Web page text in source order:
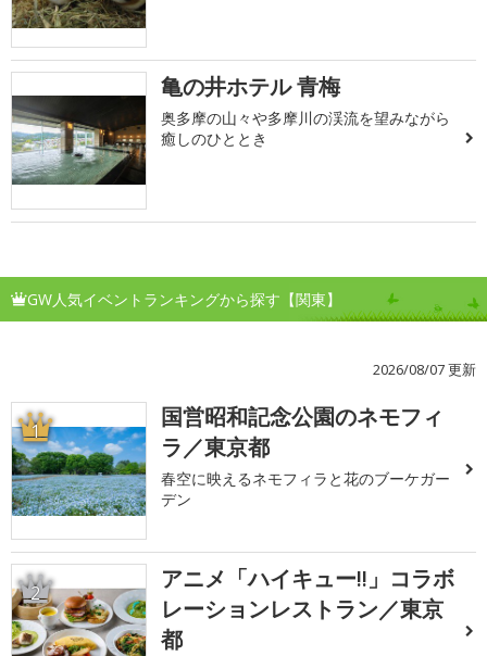
亀の井ホテル 青梅
奥多摩の山々や多摩川の渓流を望みながら
癒しのひととき
GW人気イベントランキングから探す【関東】
2026/08/07 更新
1
国営昭和記念公園のネモフィ
ラ／東京都
春空に映えるネモフィラと花のブーケガー
デン
2
アニメ「ハイキュー!!」コラボ
レーションレストラン／東京
都